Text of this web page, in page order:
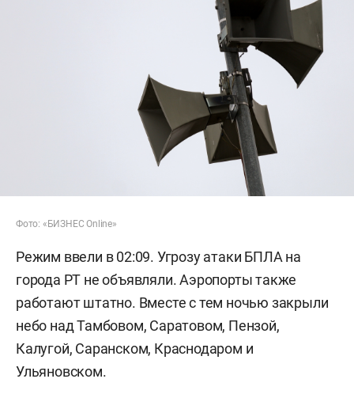
Фото: «БИЗНЕС Online»
Режим ввели в 02:09. Угрозу атаки БПЛА на
города РТ не объявляли. Аэропорты также
работают штатно. Вместе с тем ночью закрыли
небо над Тамбовом, Саратовом, Пензой,
Калугой, Саранском, Краснодаром и
Ульяновском.